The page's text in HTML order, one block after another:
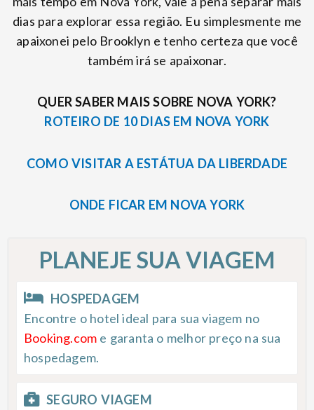
dias para explorar essa região. Eu simplesmente me
apaixonei pelo Brooklyn e tenho certeza que você
também irá se apaixonar.
QUER SABER MAIS SOBRE NOVA YORK?
ROTEIRO DE 10 DIAS EM NOVA YORK
COMO VISITAR A ESTÁTUA DA LIBERDADE
ONDE FICAR EM NOVA YORK
PLANEJE SUA VIAGEM
HOSPEDAGEM
Encontre o hotel ideal para sua viagem no
Booking.com e garanta o melhor preço na sua
hospedagem.
SEGURO VIAGEM